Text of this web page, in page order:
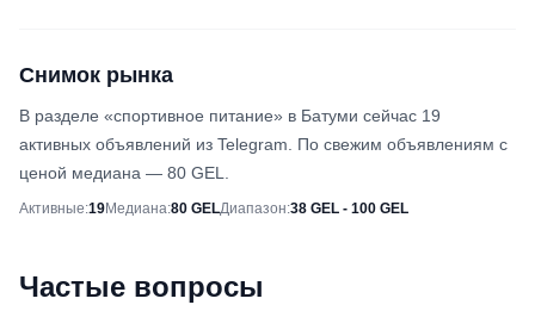
Снимок рынка
В разделе «спортивное питание» в Батуми сейчас 19
активных объявлений из Telegram. По свежим объявлениям с
ценой медиана — 80 GEL.
Снимок рынка
Активные:19Медиана:80 GELДиапазон:38 GEL - 100 GEL
Частые вопросы